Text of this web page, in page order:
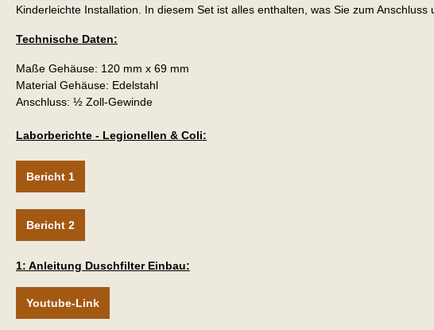
Kinderleichte Installation. In diesem Set ist alles enthalten, was Sie zum Anschluss
Technische Daten:
Maße Gehäuse: 120 mm x 69 mm
Material Gehäuse: Edelstahl
Anschluss: ½ Zoll-Gewinde
Laborberichte - Legionellen & Coli:
Bericht 1
Bericht 2
1: Anleitung Duschfilter Einbau:
Youtube-Link